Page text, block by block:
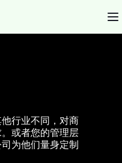
行业不同，对商
或者您的管理层
为他们量身定制